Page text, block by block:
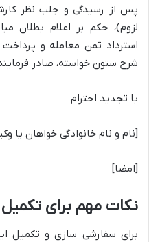
پس از رسیدگی و جلب نظر
لزوم)، حکم بر اعلام بطلان
استرداد ثمن معامله و
شرح ستون خواسته، صادر
با تجدید احترام
[نام و نام خانوادگی خواهان یا
[امضا]
نکات مهم برای
برای سفارشی سازی و تکمیل